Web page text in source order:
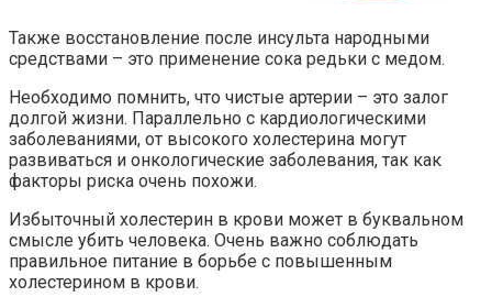
Также восстановление после инсульта народными
средствами – это применение сока редьки с медом.
Необходимо помнить, что чистые артерии – это залог
долгой жизни. Параллельно с кардиологическими
заболеваниями, от высокого холестерина могут
развиваться и онкологические заболевания, так как
факторы риска очень похожи.
Избыточный холестерин в крови может в буквальном
смысле убить человека. Очень важно соблюдать
правильное питание в борьбе с повышенным
холестерином в крови.